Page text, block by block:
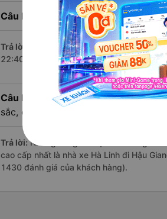
Câu hỏi: Nhà xe đi Hậu Giang từ
Trả lời: ChuyếnGiường nằm Thuận Nam -
22:40 là của nhà xe Hà Linh.
Câu hỏi:
Review xe đi Hậu Giang
sắc, cao cấp nhất?
Trả lời:Những hãng có loại xe Giường
cao cấp nhất là nhà xe Hà Linh đi Hậu
1430 đánh giá của khách hàng).